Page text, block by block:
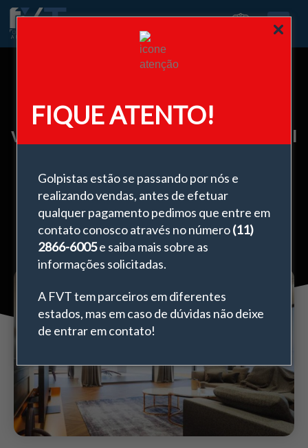
FIQUE ATENTO!
Golpistas estão se passando por nós e
realizando vendas, antes de efetuar
qualquer pagamento pedimos que entre em
contato conosco através no número(11)
2866-6005e saiba mais sobre as
informações solicitadas.
A FVT tem parceiros em diferentes
estados, mas em caso de dúvidas não deixe
de entrar em contato!
0
Vidro e o poder da iluminação natural
fevereiro 3, 2025